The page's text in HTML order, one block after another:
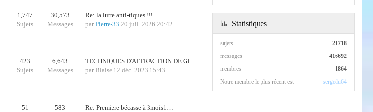
1,747
Sujets
30,573
Messages
Re: la lutte anti-tiques !!!
par Pierre-33 20 juil. 2026 20:42
423
Sujets
6,643
Messages
TECHNIQUES D'ATTRACTION DE GI…
par Blaise 12 déc. 2023 15:43
51
583
Re: Premiere bécasse à 3mois1…
Statistiques
21718
sujets
416692
messages
1864
membres
Notre membre le plus récent est
sergedu64